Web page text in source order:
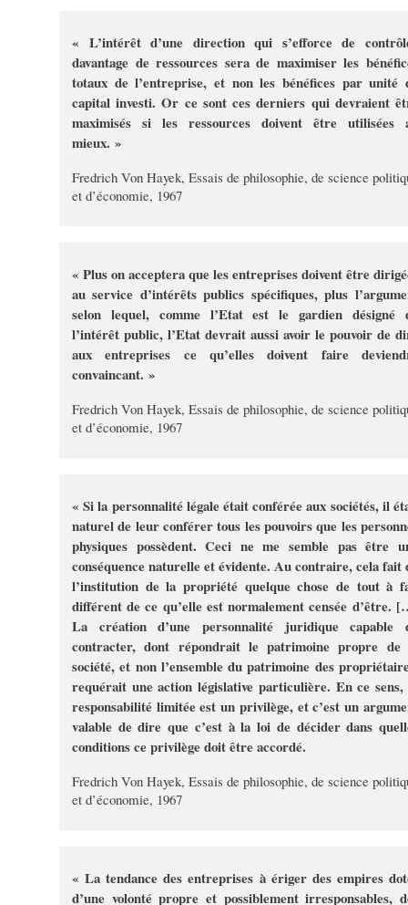
« L’intérêt d’une direction qui s’efforce de
davantage de ressources sera de maximiser les
totaux de l’entreprise, et non les bénéfices par unité
capital investi. Or ce sont ces derniers qui devraient
maximisés si les ressources doivent être utilisées
mieux. »
Fredrich Von Hayek, Essais de philosophie, de science
et d’économie, 1967
« Plus on acceptera que les entreprises doivent être
au service d’intérêts publics spécifiques, plus
selon lequel, comme l’Etat est le gardien désigné
l’intérêt public, l’Etat devrait aussi avoir le pouvoir de
aux entreprises ce qu’elles doivent faire
convaincant. »
Fredrich Von Hayek, Essais de philosophie, de science
et d’économie, 1967
« Si la personnalité légale était conférée aux sociétés, il
naturel de leur conférer tous les pouvoirs que les
physiques possèdent. Ceci ne me semble pas être
conséquence naturelle et évidente. Au contraire, cela fait
l’institution de la propriété quelque chose de tout à
différent de ce qu’elle est normalement censée d’être.
La création d’une personnalité juridique capable
contracter, dont répondrait le patrimoine propre de
société, et non l’ensemble du patrimoine des
requérait une action législative particulière. En ce
responsabilité limitée est un privilège, et c’est un
valable de dire que c’est à la loi de décider dans
conditions ce privilège doit être accordé.
Fredrich Von Hayek, Essais de philosophie, de science
et d’économie, 1967
« La tendance des entreprises à ériger des empires
d’une volonté propre et possiblement irresponsables,